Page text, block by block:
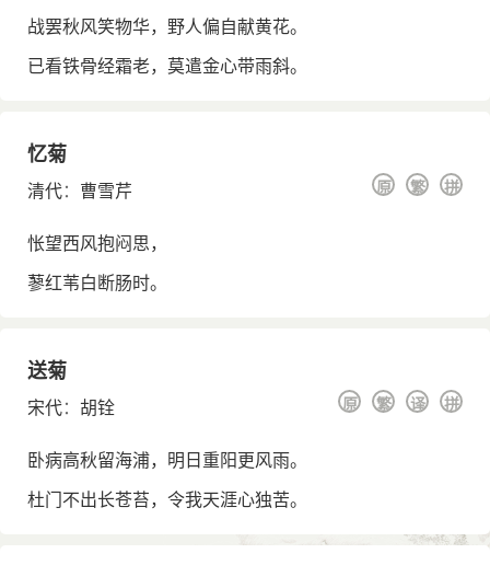
战罢秋风笑物华，野人偏自献黄花。
已看铁骨经霜老，莫遣金心带雨斜。
忆菊
清代： 曹雪芹 拼
繁
原
怅望西风抱闷思，
蓼红苇白断肠时。
送菊
宋代： 胡铨 拼
译
繁
原
卧病高秋留海浦，明日重阳更风雨。
杜门不出长苍苔，令我天涯心独苦。